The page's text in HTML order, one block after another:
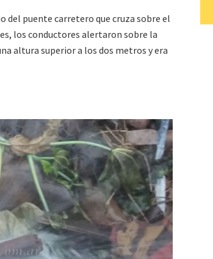
del puente carretero que cruza sobre el
los conductores alertaron sobre la
altura superior a los dos metros y era